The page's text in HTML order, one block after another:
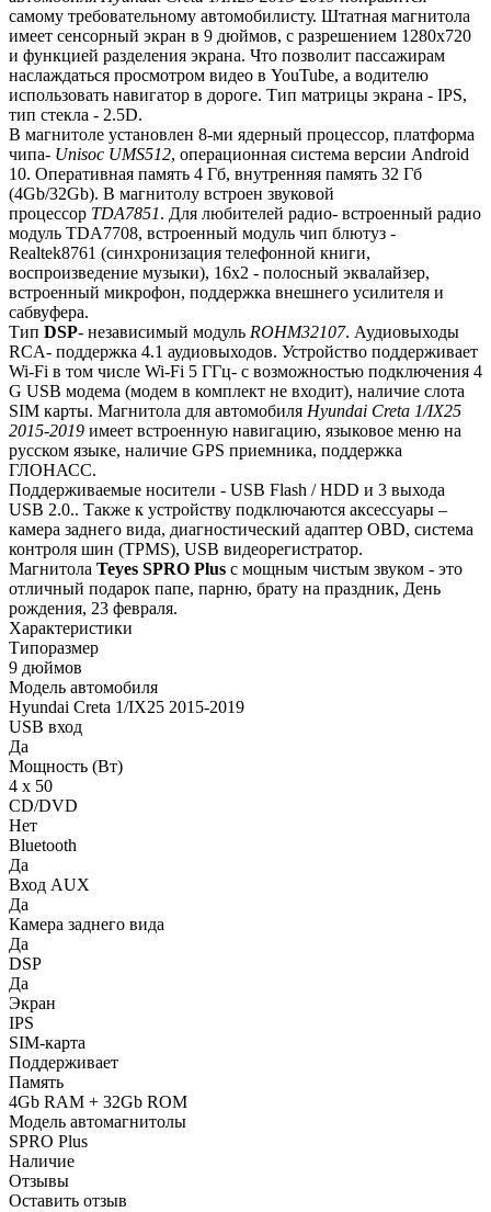
самому требовательному автомобилисту. Штатная магнитола
имеет сенсорный экран в 9 дюймов, с разрешением 1280х720
и функцией разделения экрана. Что позволит пассажирам
наслаждаться просмотром видео в YouTube, а водителю
использовать навигатор в дороге. Тип матрицы экрана - IPS,
тип стекла - 2.5D.
В магнитоле установлен 8-ми ядерный процессор, платформа
чипа- Unisoc UMS512, операционная система версии Android
10. Оперативная память 4 Гб, внутренняя память 32 Гб
(4Gb/32Gb). В магнитолу встроен звуковой
процессор TDA7851. Для любителей радио- встроенный радио
модуль TDA7708, встроенный модуль чип блютуз -
Realtek8761 (синхронизация телефонной книги,
воспроизведение музыки), 16х2 - полосный эквалайзер,
встроенный микрофон, поддержка внешнего усилителя и
сабвуфера.
Тип DSP- независимый модуль ROHM32107. Аудиовыходы
RCA- поддержка 4.1 аудиовыходов. Устройство поддерживает
Wi-Fi в том числе Wi-Fi 5 ГГц- с возможностью подключения 4
G USB модема (модем в комплект не входит), наличие слота
SIM карты. Магнитола для автомобиля Hyundai Creta 1/IX25
2015-2019 имеет встроенную навигацию, языковое меню на
русском языке, наличие GPS приемника, поддержка
ГЛОНАСС.
Поддерживаемые носители - USB Flash / HDD и 3 выхода
USB 2.0.. Также к устройству подключаются аксессуары –
камера заднего вида, диагностический адаптер OBD, система
контроля шин (TPMS), USB видеорегистратор.
Магнитола Teyes SPRO Plus с мощным чистым звуком - это
отличный подарок папе, парню, брату на праздник, День
рождения, 23 февраля.
Характеристики
Типоразмер
9 дюймов
Модель автомобиля
Hyundai Creta 1/IX25 2015-2019
USB вход
Да
Мощность (Вт)
4 х 50
CD/DVD
Нет
Bluetooth
Да
Вход AUX
Да
Камера заднего вида
Да
DSP
Да
Экран
IPS
SIM-карта
Поддерживает
Память
4Gb RAM + 32Gb ROM
Модель автомагнитолы
SPRO Plus
Наличие
Отзывы
Оставить отзыв